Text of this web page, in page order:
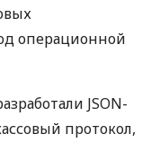
операционной
JSON-
протокол,